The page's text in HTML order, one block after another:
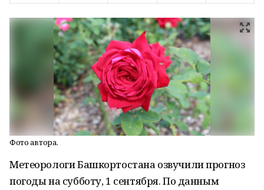
Фото автора.
Метеорологи Башкортостана озвучили прогноз
погоды на субботу, 1 сентября. По данным